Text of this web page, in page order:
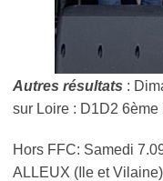
Autres résultats :
sur Loire : D1D2 6ème
Hors FFC: Samedi
ALLEUX (Ile et